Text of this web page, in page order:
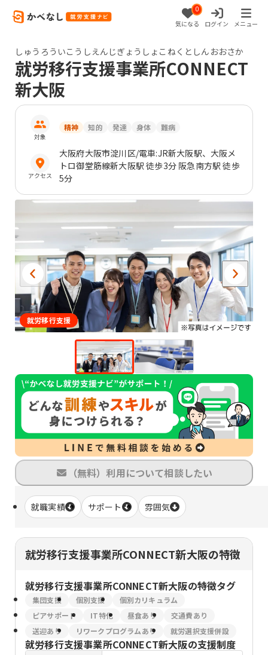
0
気になる ログイン メニュー
しゅうろういこうしえんじぎょうしょこねくとしんおおさか
就労移行支援事業所CONNECT
新大阪
対象
精神 知的 発達 身体 難病
アクセス
大阪府大阪市淀川区/電車:JR新大阪駅、大阪メ
トロ御堂筋線新大阪駅 徒歩3分 阪急南方駅 徒歩
5分
就労移行支援
（無料）利用について相談したい
就職実績 サポート 雰囲気
就労移行支援事業所CONNECT新大阪の特徴
就労移行支援事業所CONNECT新大阪の特徴タグ
集団支援 個別支援
個別カリキュラム
ピアサポート
IT特化 昼食あり
交通費あり
送迎あり
リワークプログラムあり 就労選択支援併設
就労移行支援事業所CONNECT新大阪の支援制度